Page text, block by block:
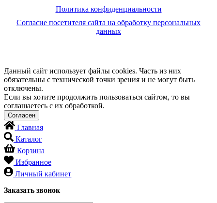
Политика конфиденциальности
Согласие посетителя сайта на обработку персональных
данных
Данный сайт использует файлы cookies. Часть из них
обязательны с технической точки зрения и не могут быть
отключены.
Если вы хотите продолжить пользоваться сайтом, то вы
соглашаетесь с их обработкой.
Главная
Каталог
Корзина
Избранное
Личный кабинет
Заказать звонок